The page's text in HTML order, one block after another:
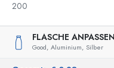
200
FLASCHE ANPASSEN
Good, Aluminium, Silber